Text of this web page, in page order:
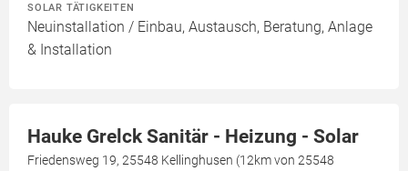
SOLAR TÄTIGKEITEN
Neuinstallation / Einbau, Austausch, Beratung, Anlage
& Installation
Hauke Grelck Sanitär - Heizung - Solar
Friedensweg 19, 25548 Kellinghusen (12km von 25548